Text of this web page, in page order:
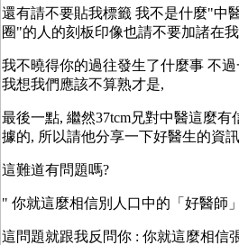
還有請不要貼我標籤 我不是什麼"中
圈"的人的刻板印像也請不要加諸在
我不曉得你的過往發生了什麼事 不
我想我們應該不算熟才是,
最後一點, 繼然37tcm兄對中醫這麼
據的, 所以請他分享一下好醫生的資
這難道有問題嗎?
" 你就這麼相信別人口中的「好醫師
這問題就跟我反問你 : 你就這麼相信